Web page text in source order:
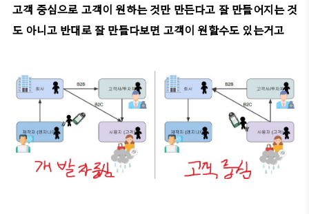
고객 중심으로 고객이 원하는 것만 만든다고 잘 만들어지는 것
도 아니고 반대로 잘 만들다보면 고객이 원할수도 있는거고